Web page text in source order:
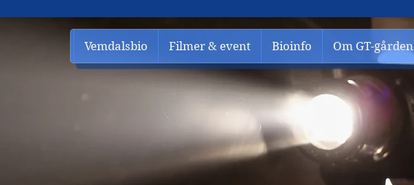
Vemdalsbio Filmer & event Bioinfo Om GT-gården